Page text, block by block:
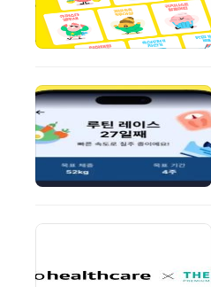
반려견 유골을 우주에 뿌렸다…GPS 추적기로 회수까지 성공